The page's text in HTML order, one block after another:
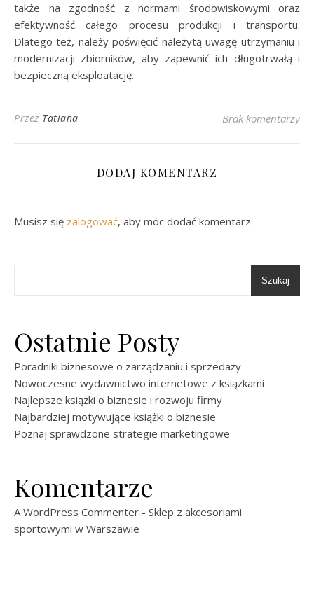
także na zgodność z normami środowiskowymi oraz
efektywność całego procesu produkcji i transportu.
Dlatego też, należy poświęcić należytą uwagę utrzymaniu i
modernizacji zbiorników, aby zapewnić ich długotrwałą i
bezpieczną eksploatację.
Przez Tatiana Brak komentarzy
DODAJ KOMENTARZ
Musisz się zalogować, aby móc dodać komentarz.
Szukaj
Ostatnie Posty
Poradniki biznesowe o zarządzaniu i sprzedaży
Nowoczesne wydawnictwo internetowe z książkami
Najlepsze książki o biznesie i rozwoju firmy
Najbardziej motywujące książki o biznesie
Poznaj sprawdzone strategie marketingowe
Komentarze
A WordPress Commenter - Sklep z akcesoriami
sportowymi w Warszawie